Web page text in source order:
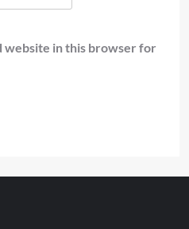
website in this browser for